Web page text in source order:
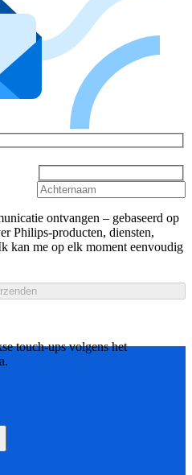
ontvangen – gebaseerd op
Philips-producten, diensten,
kan me op elk moment eenvoudig
touch-ups volgens het